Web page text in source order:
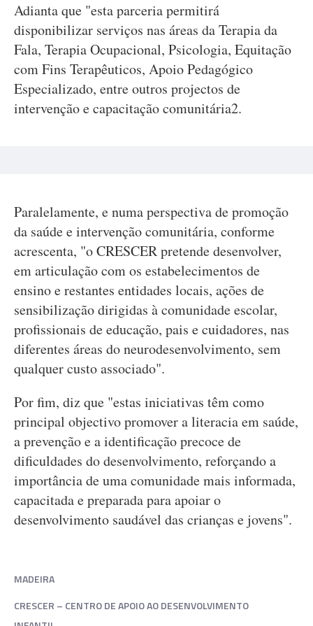
Adianta que "esta parceria permitirá
disponibilizar serviços nas áreas da Terapia da
Fala, Terapia Ocupacional, Psicologia, Equitação
com Fins Terapêuticos, Apoio Pedagógico
Especializado, entre outros projectos de
intervenção e capacitação comunitária2.
Paralelamente, e numa perspectiva de promoção
da saúde e intervenção comunitária, conforme
acrescenta, "o CRESCER pretende desenvolver,
em articulação com os estabelecimentos de
ensino e restantes entidades locais, ações de
sensibilização dirigidas à comunidade escolar,
profissionais de educação, pais e cuidadores, nas
diferentes áreas do neurodesenvolvimento, sem
qualquer custo associado".
Por fim, diz que "estas iniciativas têm como
principal objectivo promover a literacia em saúde,
a prevenção e a identificação precoce de
dificuldades do desenvolvimento, reforçando a
importância de uma comunidade mais informada,
capacitada e preparada para apoiar o
desenvolvimento saudável das crianças e jovens".
MADEIRA
CRESCER – CENTRO DE APOIO AO DESENVOLVIMENTO